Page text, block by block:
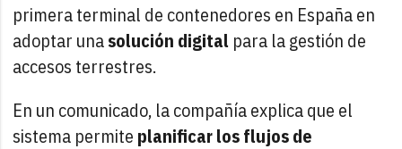
primera terminal de contenedores en España en
adoptar unasolución digital para la gestión de
accesos terrestres.
En un comunicado, la compañía explica que el
sistema permite planificar los flujos de